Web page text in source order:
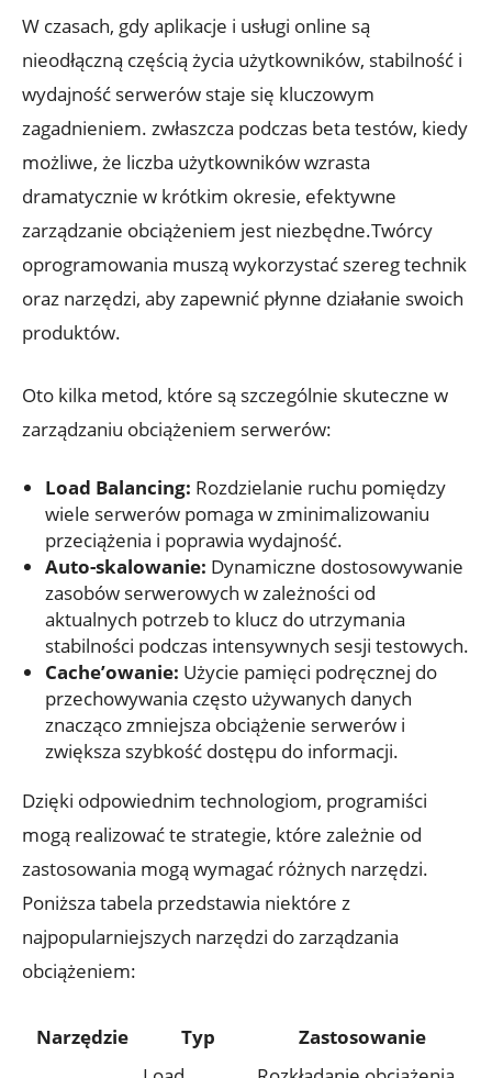
W czasach,‌ gdy aplikacje i usługi online⁢ są
nieodłączną częścią życia użytkowników,⁤ stabilność⁤ i
⁣wydajność serwerów staje się ​kluczowym
⁤zagadnieniem. zwłaszcza podczas ‍beta testów, ‌kiedy‍
możliwe,⁢ że ‍liczba użytkowników wzrasta
dramatycznie w krótkim okresie, ⁢efektywne
zarządzanie⁢ obciążeniem jest ‍niezbędne.Twórcy
oprogramowania muszą ⁣wykorzystać szereg technik
oraz narzędzi, aby zapewnić​ płynne działanie swoich
produktów.
Oto ‌kilka‌ metod,‍ które są szczególnie skuteczne w
zarządzaniu obciążeniem serwerów:
Load⁤ Balancing: Rozdzielanie ⁤ruchu pomiędzy
wiele serwerów pomaga w zminimalizowaniu
przeciążenia i poprawia wydajność.
Auto-skalowanie: Dynamiczne‍ dostosowywanie
zasobów serwerowych w ⁣zależności od
⁢aktualnych potrzeb ‍to klucz do utrzymania
stabilności podczas intensywnych ⁢sesji testowych.
Cache’owanie: Użycie pamięci podręcznej do
przechowywania często używanych danych ​
znacząco zmniejsza obciążenie serwerów ⁣i
zwiększa szybkość dostępu do informacji.
Dzięki odpowiednim technologiom, programiści
mogą realizować te strategie, które zależnie od
‌zastosowania mogą‍ wymagać różnych narzędzi.​
Poniższa tabela przedstawia niektóre z
najpopularniejszych ⁢narzędzi⁢ do zarządzania
obciążeniem:
Narzędzie Typ Zastosowanie